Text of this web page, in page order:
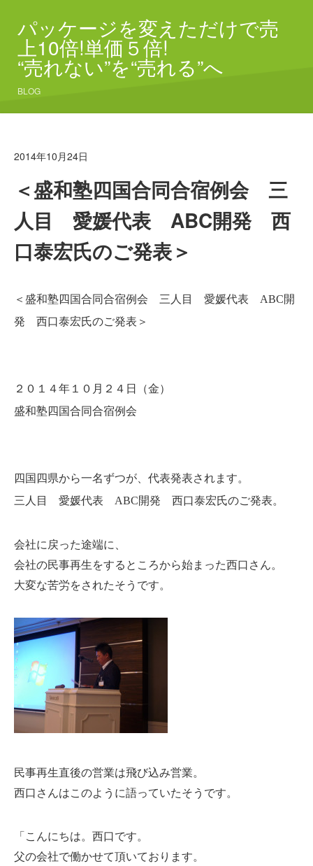
パッケージを変えただけで売
上10倍!単価５倍!
“売れない”を“売れる”へ
BLOG
2014年10月24日
＜盛和塾四国合同合宿例会 三
人目 愛媛代表 ABC開発 西
口泰宏氏のご発表＞
＜盛和塾四国合同合宿例会 三 人目 愛媛代表 ABC開
発 西口泰宏氏のご発表 ＞
２０１４年１０月２４日（金）
盛和塾四国合同合宿例会
四国四県から一名ずつが、代表発表されます。
三 人目 愛媛代表 ABC開発 西口泰宏氏のご発表。
会社に戻った途端に、
会社の民事再生をするところから始まった西口さん。
大変な苦労をされたそうです。
民事再生直後の営業は飛び込み営業。
西口さんはこのように語っていたそうです。
「こんにちは。西口です。
父の会社で働かせて頂いております。